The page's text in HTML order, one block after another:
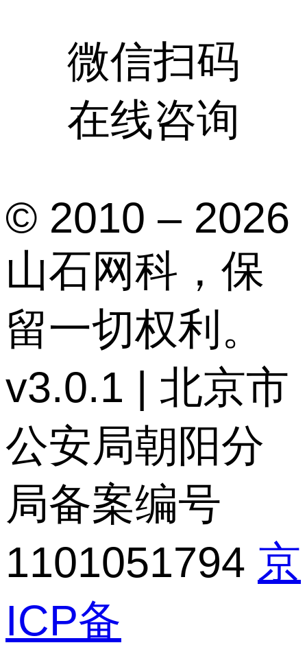
微信扫码
在线咨询
© 2010 – 2026
山石网科，保
留一切权利。
v3.0.1 | 北京市
公安局朝阳分
局备案编号
1101051794 京
ICP备